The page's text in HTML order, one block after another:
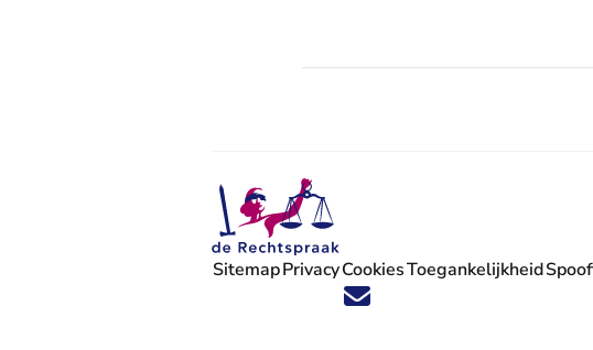
Volg ons op X (Twitter) - U verlaat Rechtspraak.nl
Volg ons op Facebook - U verlaat
Volg ons op Instagram - U verlaat
Volg ons op Youtube - U verlaat
Volg ons op LinkedIn - U verlaat
'Blijf op de hoogte' nieuwsbrief
SitemapPrivacyCookiesToegankelijkheid